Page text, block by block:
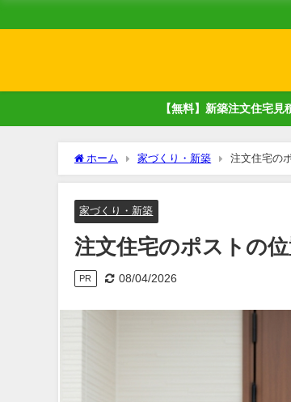
【無料】新築注文住宅見
ホーム 家づくり・新築 注文住宅の
家づくり・新築
注文住宅のポストの
PR 08/04/2026